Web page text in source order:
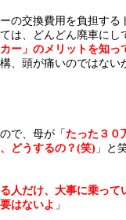
の交換費用を負担する
は、どんどん廃車にし
ー」のメリットを知っ
、頭が痛いのではない
で、母が「 たった３０
どうするの？(笑) 」と
人だけ、大事に乗って
はないよ 」